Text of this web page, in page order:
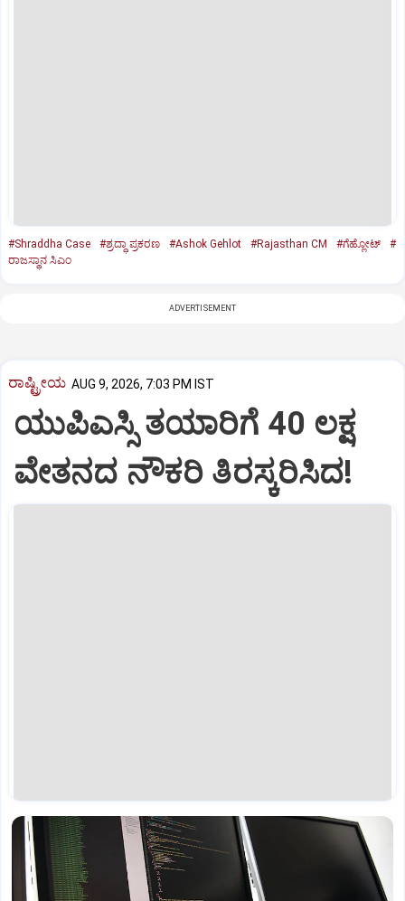
#Shraddha Case #ಶ್ರದ್ಧಾ ಪ್ರಕರಣ #Ashok Gehlot #Rajasthan CM #ಗೆಹ್ಲೋಟ್
#
ರಾಜಸ್ಥಾನ ಸಿಎಂ
ADVERTISEMENT
ರಾಷ್ಟ್ರೀಯ AUG 9, 2026, 7:03 PM IST
ಯುಪಿಎಸ್ಸಿ ತಯಾರಿಗೆ 40 ಲಕ್ಷ
ವೇತನದ ನೌಕರಿ ತಿರಸ್ಕರಿಸಿದ!